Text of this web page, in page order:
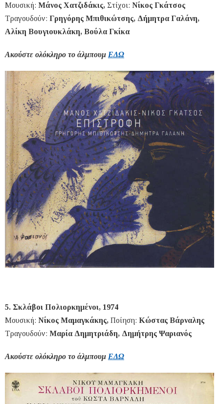
Μουσική: Μάνος Χατζιδάκις, Στίχοι: Νίκος Γκάτσος
Τραγουδούν: Γρηγόρης Μπιθικώτσης, Δήμητρα Γαλάνη,
Αλίκη Βουγιουκλάκη, Βούλα Γκίκα
Ακούστε ολόκληρο το άλμπουμ ΕΔΩ
5. Σκλάβοι Πολιορκημένοι, 1974
Μουσική: Νίκος Μαμαγκάκης, Ποίηση: Κώστας Βάρναλης
Τραγουδούν: Μαρία Δημητριάδη, Δημήτρης Ψαριανός
Ακούστε ολόκληρο το άλμπουμ ΕΔΩ